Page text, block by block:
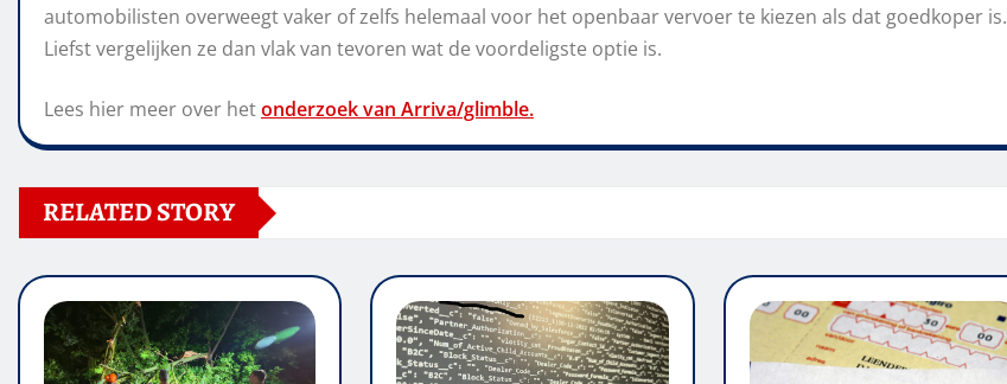
automobilisten overweegt vaker of zelfs helemaal voor het openbaar vervoer te kiezen als dat goedkoper is.
Liefst vergelijken ze dan vlak van tevoren wat de voordeligste optie is.
Lees hier meer over hetonderzoek van Arriva/glimble.
RELATED STORY